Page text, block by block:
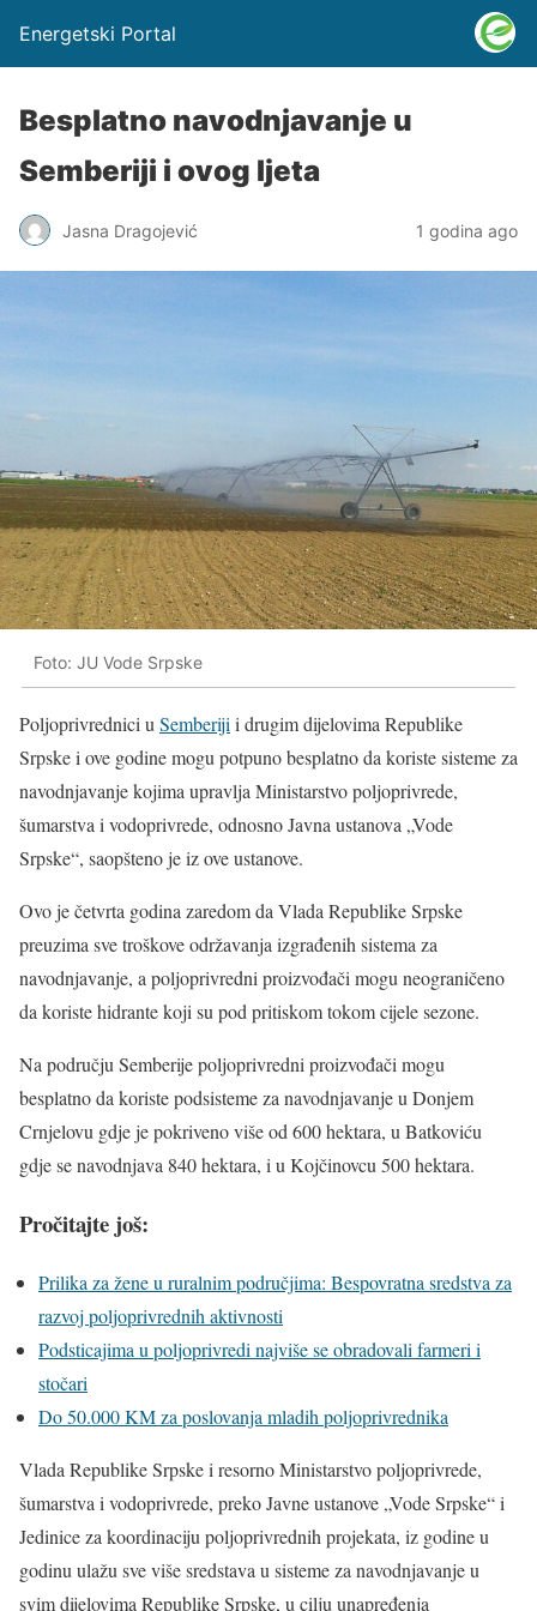
Energetski Portal
Besplatno navodnjavanje u
Semberiji i ovog ljeta
Jasna Dragojević 1 godina ago
Foto: JU Vode Srpske
Poljoprivrednici uSemberijii drugim dijelovima Republike
Srpske i ove godine mogu potpuno besplatno da koriste sisteme za
navodnjavanje kojima upravlja Ministarstvo poljoprivrede,
šumarstva i vodoprivrede, odnosno Javna ustanova „Vode
Srpske“, saopšteno je iz ove ustanove.
Ovo je četvrta godina zaredom da Vlada Republike Srpske
preuzima sve troškove održavanja izgrađenih sistema za
navodnjavanje, a poljoprivredni proizvođači mogu neograničeno
da koriste hidrante koji su pod pritiskom tokom cijele sezone.
Na području Semberije poljoprivredni proizvođači mogu
besplatno da koriste podsisteme za navodnjavanje u Donjem
Crnjelovu gdje je pokriveno više od 600 hektara, u Batkoviću
gdje se navodnjava 840 hektara, i u Kojčinovcu 500 hektara.
Pročitajte još:
Prilika za žene u ruralnim područjima: Bespovratna sredstva za
razvoj poljoprivrednih aktivnosti
Podsticajima u poljoprivredi najviše se obradovali farmeri i
stočari
Do 50.000 KM za poslovanja mladih poljoprivrednika
Vlada Republike Srpske i resorno Ministarstvo poljoprivrede,
šumarstva i vodoprivrede, preko Javne ustanove „Vode Srpske“ i
Jedinice za koordinaciju poljoprivrednih projekata, iz godine u
godinu ulažu sve više sredstava u sisteme za navodnjavanje u
svim dijelovima Republike Srpske, u cilju unapređenja